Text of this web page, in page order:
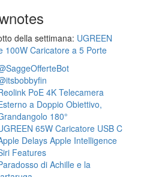
della settimana: UGREEN
100W Caricatore a 5 Porte
PoE 4K Telecamera
a Doppio Obiettivo,
180°
65W Caricatore USB C
Delays Apple Intelligence
Features
di Achille e la